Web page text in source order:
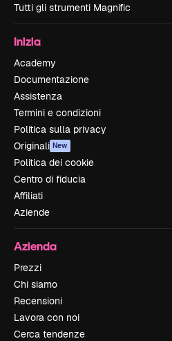
Tutti gli strumenti Magnific
Inizia
Academy
Documentazione
Assistenza
Termini e condizioni
Politica sulla privacy
Originali New
Politica dei cookie
Centro di fiducia
Affiliati
Aziende
Azienda
Prezzi
Chi siamo
Recensioni
Lavora con noi
Cerca tendenze